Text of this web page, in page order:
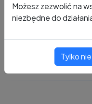
Możesz zezwolić na
niezbędne do
Tylko